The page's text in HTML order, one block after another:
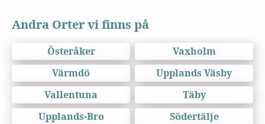
Andra Orter vi finns på
Österåker
Vaxholm
Värmdö
Upplands Väsby
Vallentuna
Täby
Upplands-Bro
Södertälje